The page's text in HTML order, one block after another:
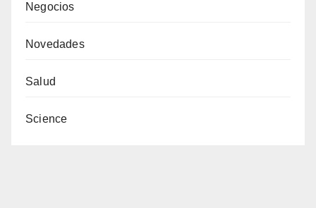
Negocios
Novedades
Salud
Science